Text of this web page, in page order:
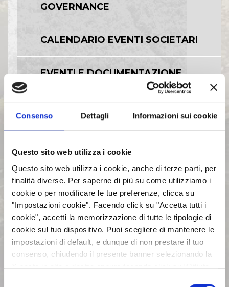
Consenso Dettagli Informazioni sui cookie
Questo sito web utilizza i cookie
Questo sito web utilizza i cookie, anche di terze parti, per
finalità diverse. Per saperne di più su come utilizziamo i
cookie o per modificare le tue preferenze, clicca su
"Impostazioni cookie". Facendo click su "Accetta tutti i
cookie", accetti la memorizzazione di tutte le tipologie di
cookie sul tuo dispositivo. Puoi scegliere di mantenere le
impostazioni di default, e dunque di non prestare il tuo
consenso, chiudendo il presente banner selezionando la
X posta in alto a destra oppure facendo click su “Rifiuta
GOVERNANCE
CALENDARIO EVENTI SOCIETARI
EVENTI E DOCUMENTAZIONE
BILANCI E RELAZIONI
INTERMEDIE
ASSEMBLEE
COMUNICATI STAMPA
ARCHIVIO 2017